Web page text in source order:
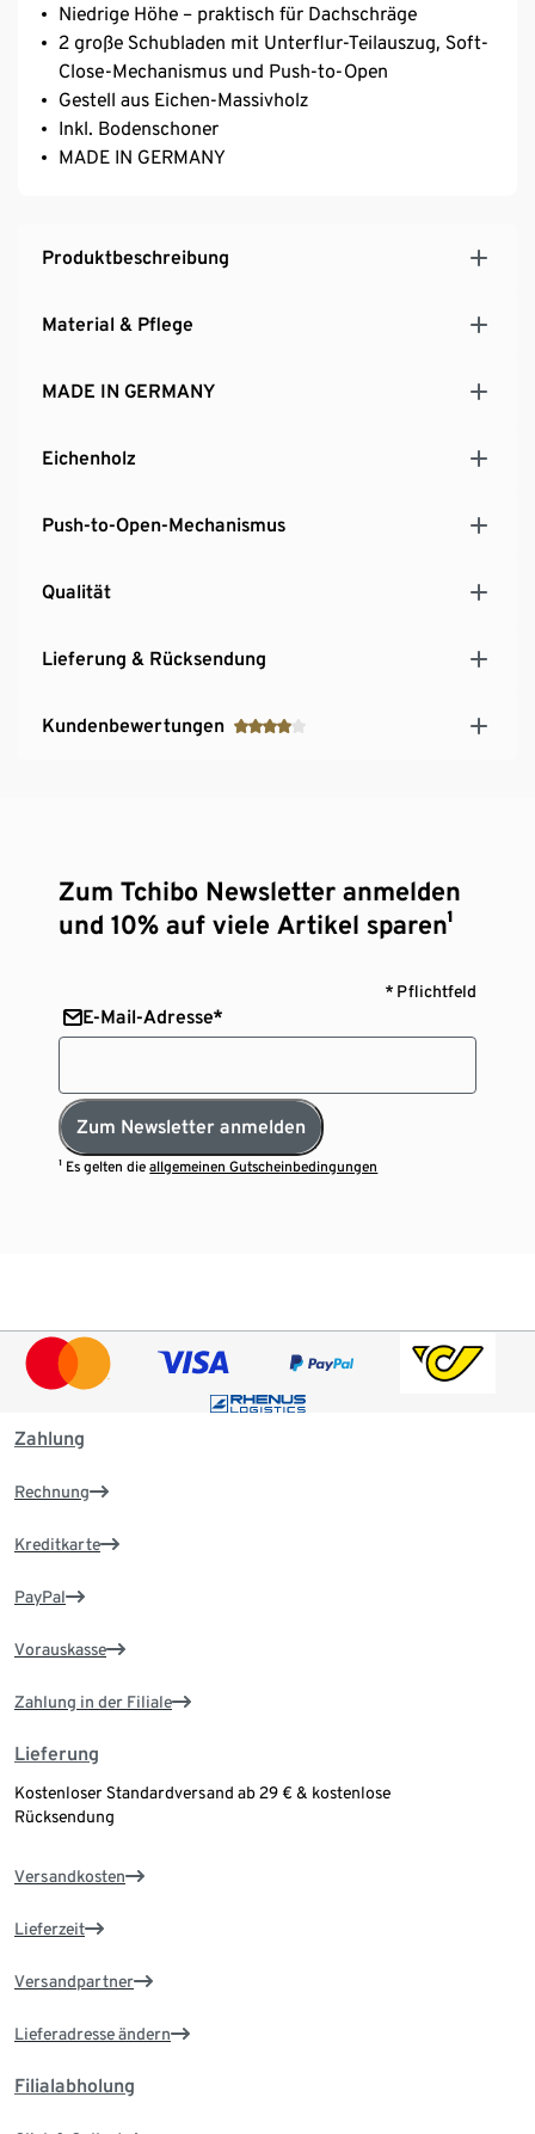
Niedrige Höhe – praktisch für Dachschräge
2 große Schubladen mit Unterflur-Teilauszug, Soft-
Close-Mechanismus und Push-to-Open
Gestell aus Eichen-Massivholz
Inkl. Bodenschoner
MADE IN GERMANY
Produktbeschreibung
Material & Pflege
MADE IN GERMANY
Eichenholz
Push-to-Open-Mechanismus
Qualität
Lieferung & Rücksendung
Kundenbewertungen
Zum Tchibo Newsletter anmelden
und 10% auf viele Artikel sparen¹
* Pflichtfeld
E-Mail-Adresse*
Zum Newsletter anmelden
¹ Es gelten dieallgemeinen Gutscheinbedingungen
Zahlung
Rechnung
Kreditkarte
PayPal
Vorauskasse
Zahlung in der Filiale
Lieferung
Kostenloser Standardversand ab 29 € & kostenlose
Rücksendung
Versandkosten
Lieferzeit
Versandpartner
Lieferadresse ändern
Filialabholung